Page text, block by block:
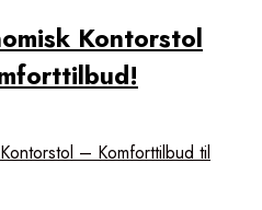
Kontorstol